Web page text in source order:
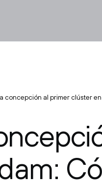
concepción al primer clúster